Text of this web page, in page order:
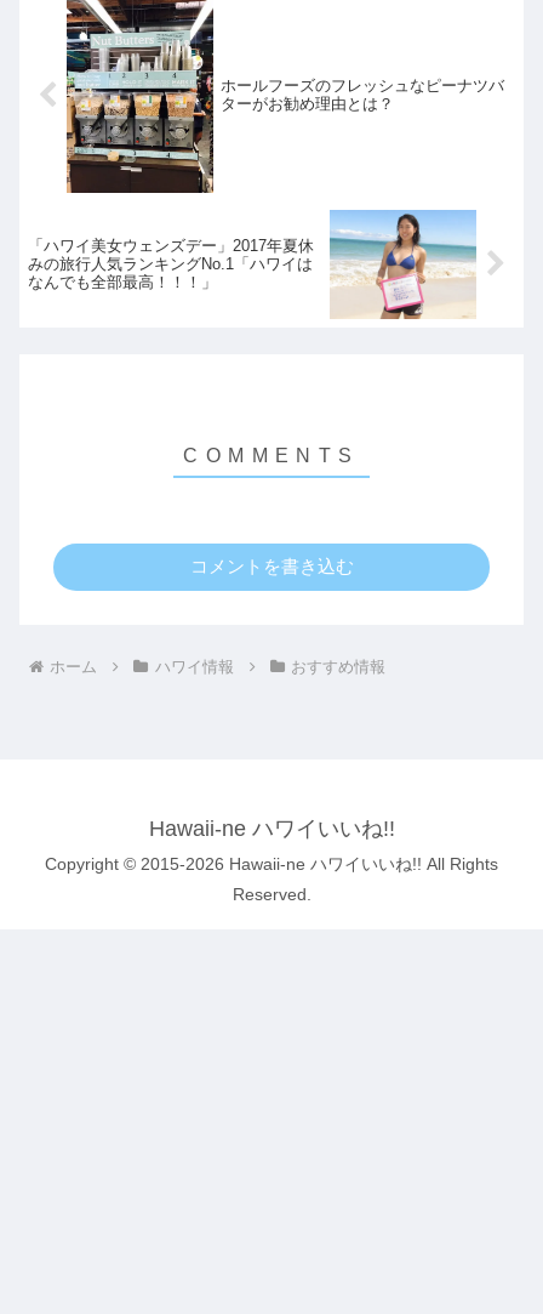
ホールフーズのフレッシュなピーナツバ
ターがお勧め理由とは？
「ハワイ美女ウェンズデー」2017年夏休
みの旅行人気ランキングNo.1「ハワイは
なんでも全部最高！！！」
コメントを書き込む
ホーム ハワイ情報 おすすめ情報
Hawaii-ne ハワイいいね!!
Copyright © 2015-2026 Hawaii-ne ハワイいいね!! All Rights
Reserved.